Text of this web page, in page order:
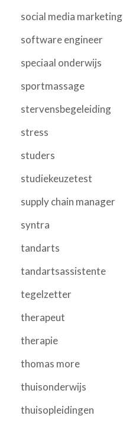
social media marketing
software engineer
speciaal onderwijs
sportmassage
stervensbegeleiding
stress
studers
studiekeuzetest
supply chain manager
syntra
tandarts
tandartsassistente
tegelzetter
therapeut
therapie
thomas more
thuisonderwijs
thuisopleidingen